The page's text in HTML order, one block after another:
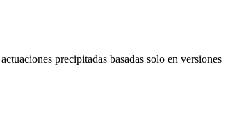
precipitadas basadas solo en versiones